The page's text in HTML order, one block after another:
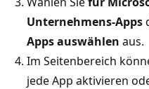
Unternehmens-Apps
Apps auswählen aus.
Im Seitenbereich
jede App aktivieren